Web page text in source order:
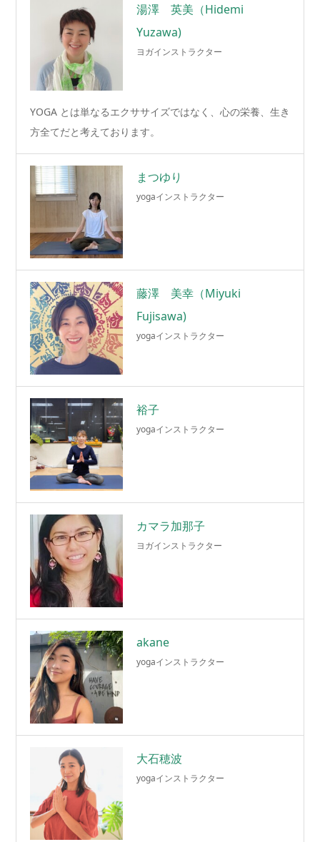
湯澤 英美（Hidemi
Yuzawa)
ヨガインストラクター
YOGA とは単なるエクササイズではなく、心の栄養、生き
方全てだと考えております。
まつゆり
yogaインストラクター
藤澤 美幸（Miyuki
Fujisawa)
yogaインストラクター
裕子
yogaインストラクター
カマラ加那子
ヨガインストラクター
akane
yogaインストラクター
大石穂波
yogaインストラクター